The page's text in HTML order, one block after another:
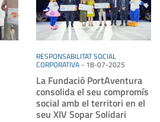
RESPONSABILITAT SOCIAL
CORPORATIVA- 18-07-2025
La Fundació PortAventura
consolida el seu compromís
social amb el territori en el
seu XIV Sopar Solidari